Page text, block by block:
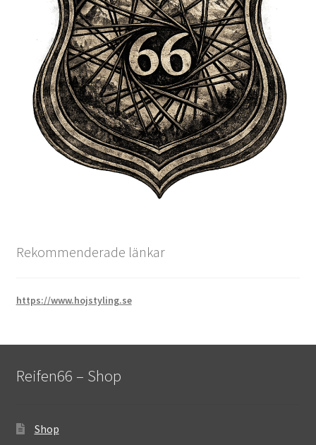
Rekommenderade länkar
https://www.hojstyling.se
Reifen66 – Shop
Shop